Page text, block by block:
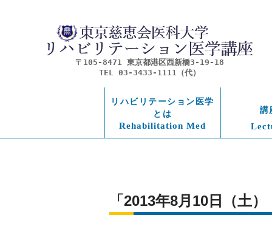
〒105-8471 東京都港区西新橋3-19-18
TEL 03-3433-1111（代）
リハビリテーション医学
とは
Rehabilitation Med
講
「2013年8月10日（土